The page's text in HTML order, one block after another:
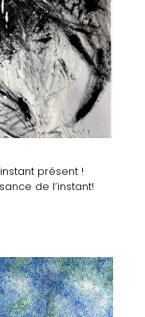
présent !
de l’instant!